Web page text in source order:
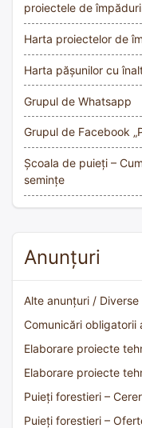
proiectele de
Harta proiectelor de
Harta pășunilor cu
Grupul de Whatsapp
Grupul de Facebook
Școala de puieți –
semințe
Anunțuri
Alte anunțuri / Diverse
Comunicări obligatorii
Elaborare proiecte
Elaborare proiecte
Puieți forestieri –
Puieți forestieri –